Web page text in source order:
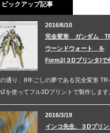
ピックアップ記事
2016/6/10
完全変形 ガンダム
ウーンドウォート を
Form2(３Dプリンタ)で
通り、8年ごしの夢である完全変形
を使ってフル3Dプリントで製作しま
2016/3/19
インコ先生、３Dプリ